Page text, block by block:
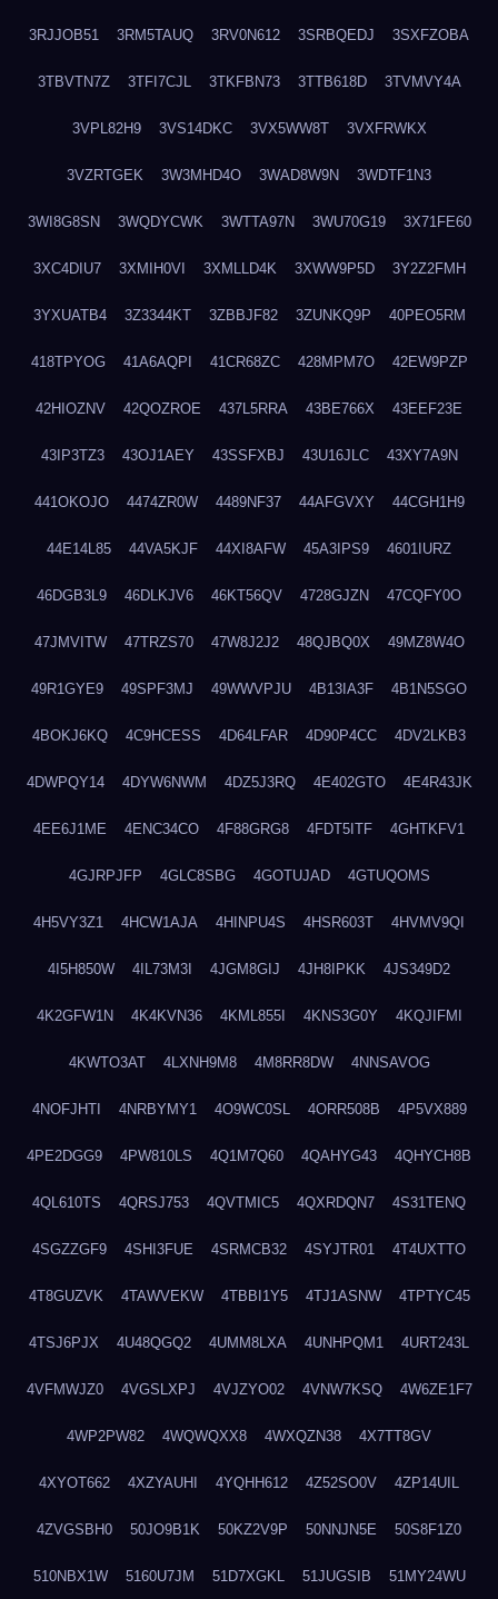
3RJJOB51 3RM5TAUQ 3RV0N612 3SRBQEDJ 3SXFZOBA
3TBVTN7Z 3TFI7CJL 3TKFBN73 3TTB618D 3TVMVY4A
3VPL82H9 3VS14DKC 3VX5WW8T 3VXFRWKX
3VZRTGEK 3W3MHD4O 3WAD8W9N 3WDTF1N3
3WI8G8SN 3WQDYCWK 3WTTA97N 3WU70G19 3X71FE60
3XC4DIU7 3XMIH0VI 3XMLLD4K 3XWW9P5D 3Y2Z2FMH
3YXUATB4 3Z3344KT 3ZBBJF82 3ZUNKQ9P 40PEO5RM
418TPYOG 41A6AQPI 41CR68ZC 428MPM7O 42EW9PZP
42HIOZNV 42QOZROE 437L5RRA 43BE766X 43EEF23E
43IP3TZ3 43OJ1AEY 43SSFXBJ 43U16JLC 43XY7A9N
441OKOJO 4474ZR0W 4489NF37 44AFGVXY 44CGH1H9
44E14L85 44VA5KJF 44XI8AFW 45A3IPS9 4601IURZ
46DGB3L9 46DLKJV6 46KT56QV 4728GJZN 47CQFY0O
47JMVITW 47TRZS70 47W8J2J2 48QJBQ0X 49MZ8W4O
49R1GYE9 49SPF3MJ 49WWVPJU 4B13IA3F 4B1N5SGO
4BOKJ6KQ 4C9HCESS 4D64LFAR 4D90P4CC 4DV2LKB3
4DWPQY14 4DYW6NWM 4DZ5J3RQ 4E402GTO 4E4R43JK
4EE6J1ME 4ENC34CO 4F88GRG8 4FDT5ITF 4GHTKFV1
4GJRPJFP 4GLC8SBG 4GOTUJAD 4GTUQOMS
4H5VY3Z1 4HCW1AJA 4HINPU4S 4HSR603T 4HVMV9QI
4I5H850W 4IL73M3I 4JGM8GIJ 4JH8IPKK 4JS349D2
4K2GFW1N 4K4KVN36 4KML855I 4KNS3G0Y 4KQJIFMI
4KWTO3AT 4LXNH9M8 4M8RR8DW 4NNSAVOG
4NOFJHTI 4NRBYMY1 4O9WC0SL 4ORR508B 4P5VX889
4PE2DGG9 4PW810LS 4Q1M7Q60 4QAHYG43 4QHYCH8B
4QL610TS 4QRSJ753 4QVTMIC5 4QXRDQN7 4S31TENQ
4SGZZGF9 4SHI3FUE 4SRMCB32 4SYJTR01 4T4UXTTO
4T8GUZVK 4TAWVEKW 4TBBI1Y5 4TJ1ASNW 4TPTYC45
4TSJ6PJX 4U48QGQ2 4UMM8LXA 4UNHPQM1 4URT243L
4VFMWJZ0 4VGSLXPJ 4VJZYO02 4VNW7KSQ 4W6ZE1F7
4WP2PW82 4WQWQXX8 4WXQZN38 4X7TT8GV
4XYOT662 4XZYAUHI 4YQHH612 4Z52SO0V 4ZP14UIL
4ZVGSBH0 50JO9B1K 50KZ2V9P 50NNJN5E 50S8F1Z0
510NBX1W 5160U7JM 51D7XGKL 51JUGSIB 51MY24WU